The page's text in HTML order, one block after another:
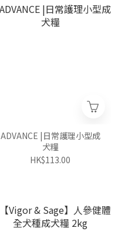
ADVANCE |日常護理小型成
犬糧
HK$113.00